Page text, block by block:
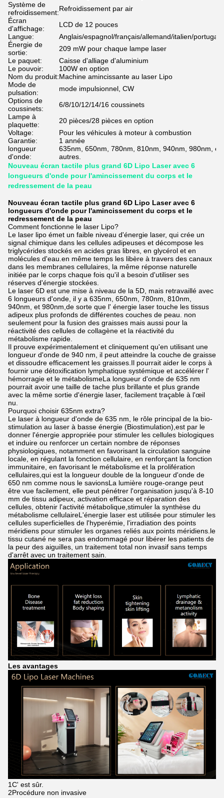
Système de
refroidissement:Refroidissement par air
Écran
d'affichage:
LCD de 12 pouces
Langue:
Anglais/espagnol/français/allemand/italien/
Énergie de
sortie:
209 mW pour chaque lampe laser
Le paquet:
Caisse d'alliage d'aluminium
Le pouvoir:
100W en option
Nom du produit:Machine amincissante au laser Lipo
Mode de
pulsation:
mode impulsionnel, CW
Options de
coussinets:
6/8/10/12/14/16 coussinets
Lampe à
plaquette:
20 pièces/28 pièces en option
Voltage:
Pour les véhicules à moteur à combustion
Garantie:
1 année
longueur
d'onde:
635nm, 650nm, 780nm, 810nm, 940nm, 980nm, et
autres.
Nouveau écran tactile plus grand 6D Lipo Laser avec 6
longueurs d'onde pour l'amincissement du corps et le
redressement de la peau
Nouveau écran tactile plus grand 6D Lipo Laser avec 6
longueurs d'onde pour l'amincissement du corps et le
redressement de la peau
Comment fonctionne le laser Lipo?
Le laser lipo émet un faible niveau d'énergie laser, qui crée un
signal chimique dans les cellules adipeuses et décompose les
triglycérides stockés en acides gras libres, en glycérol et en
molécules d'eau.en même temps les libère à travers des canaux
dans les membranes cellulaires, la même réponse naturelle
initiée par le corps chaque fois qu'il a besoin d'utiliser ses
réserves d'énergie stockées.
Le laser 6D est une mise à niveau de la 5D, mais retravaillé avec
6 longueurs d'onde, il y a 635nm, 650nm, 780nm, 810nm,
940nm, et 980nm,de sorte que l' énergie laser touche les tissus
adipeux plus profonds de différentes couches de peau. non
seulement pour la fusion des graisses mais aussi pour la
réactivité des cellules de collagène et la réactivité du
métabolisme rapide.
Il prouve expérimentalement et cliniquement qu'en utilisant une
longueur d'onde de 940 nm, il peut atteindre la couche de graisse
et dissoudre efficacement les graisses.Il pourrait aider le corps à
fournir une détoxification lymphatique systémique et accélérer l'
hémorragie et le métabolismeLa longueur d'onde de 635 nm
pourrait avoir une taille de tache plus brillante et plus grande
avec la même sortie d'énergie laser, facilement traçable à l'œil
nu.
Pourquoi choisir 635nm extra?
Le laser à longueur d'onde de 635 nm, le rôle principal de la bio-
stimulation au laser à basse énergie (Biostimulation),est par le
donner l'énergie appropriée pour stimuler les cellules biologiques
et induire ou renforcer un certain nombre de réponses
physiologiques, notamment en favorisant la circulation sanguine
locale, en régulant la fonction cellulaire, en renforçant la fonction
immunitaire, en favorisant le métabolisme et la prolifération
cellulaires,qui est la longueur double de la longueur d'onde de
650 nm comme nous le savionsLa lumière rouge-orange peut
être vue facilement, elle peut pénétrer l'organisation jusqu'à 8-10
mm de tissu adipeux, activation efficace et réparation des
cellules, obtenir l'activité métabolique,stimuler la synthèse du
métabolisme cellulaireL'énergie laser est utilisée pour stimuler les
cellules superficielles de l'hyperémie, l'irradiation des points
méridiens pour stimuler les organes reliés aux points méridiens.le
tissu cutané ne sera pas endommagé pour libérer les patients de
la peur des aiguilles, un traitement total non invasif sans temps
d'arrêt avec un traitement sain.
Les avantages
1C' est sûr.
2Procédure non invasive